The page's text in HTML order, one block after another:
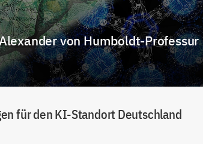
von Humboldt-Professur
für den KI-Standort Deutschland